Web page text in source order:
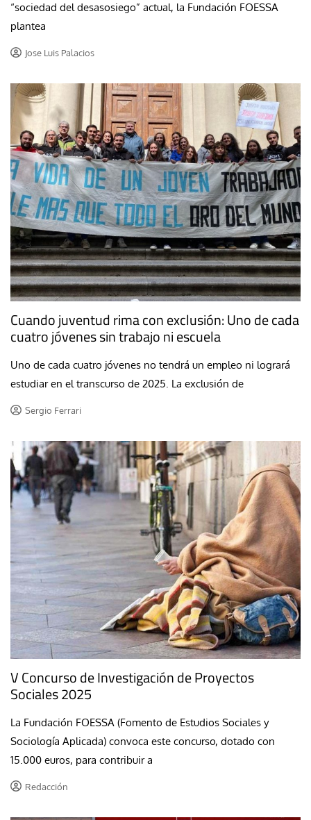
“sociedad del desasosiego” actual, la Fundación FOESSA
plantea
Jose Luis Palacios
Cuando juventud rima con exclusión: Uno de cada
cuatro jóvenes sin trabajo ni escuela
Uno de cada cuatro jóvenes no tendrá un empleo ni logrará
estudiar en el transcurso de 2025. La exclusión de
Sergio Ferrari
V Concurso de Investigación de Proyectos
Sociales 2025
La Fundación FOESSA (Fomento de Estudios Sociales y
Sociología Aplicada) convoca este concurso, dotado con
15.000 euros, para contribuir a
Redacción